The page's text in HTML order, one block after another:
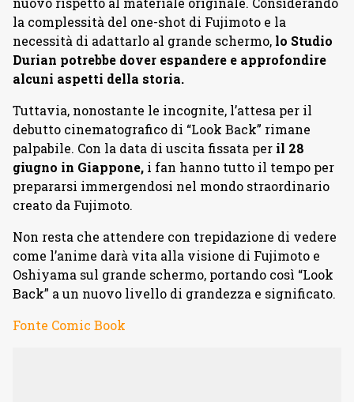
la complessità del one-shot di Fujimoto e la
necessità di adattarlo al grande schermo, lo Studio
Durian potrebbe dover espandere e approfondire
alcuni aspetti della storia.
Tuttavia, nonostante le incognite, l’attesa per il
debutto cinematografico di “Look Back” rimane
palpabile. Con la data di uscita fissata per il 28
giugno in Giappone, i fan hanno tutto il tempo per
prepararsi immergendosi nel mondo straordinario
creato da Fujimoto.
Non resta che attendere con trepidazione di vedere
come l’anime darà vita alla visione di Fujimoto e
Oshiyama sul grande schermo, portando così “Look
Back” a un nuovo livello di grandezza e significato.
Fonte Comic Book